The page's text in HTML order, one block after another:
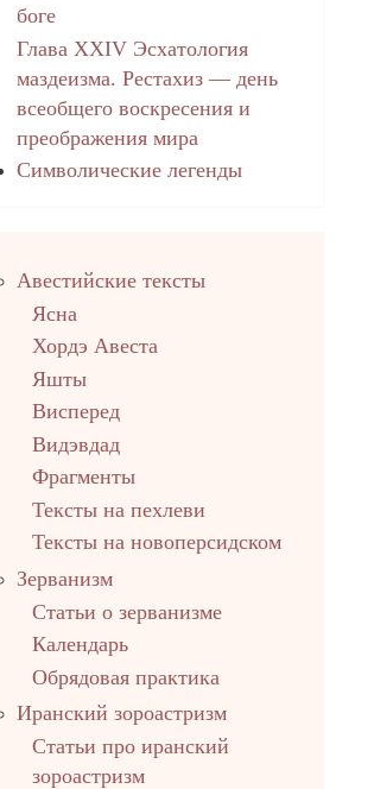
боге
Глава XXIV Эсхатология
маздеизма. Рестахиз — день
всеобщего воскресения и
преображения мира
Символические легенды
столбец
Авестийские тексты
Ясна
Хордэ Авеста
Яшты
Висперед
Видэвдад
Фрагменты
Тексты на пехлеви
Тексты на новоперсидском
Зерванизм
Статьи о зерванизме
Календарь
Обрядовая практика
Иранский зороастризм
Статьи про иранский
зороастризм